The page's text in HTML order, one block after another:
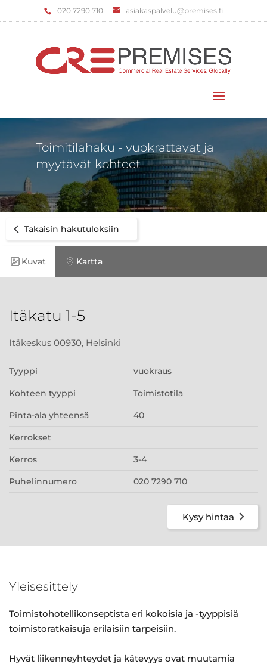
‌020 7290 710 asiakaspalvelu@premises.fi
Toimitilahaku - vuokrattavat ja
myytävät kohteet
Takaisin hakutuloksiin
Kuvat Kartta
Itäkatu 1-5
Itäkeskus 00930, Helsinki
Tyyppi vuokraus
Kohteen tyyppi Toimistotila
Pinta-ala yhteensä 40
Kerrokset
Kerros 3-4
Puhelinnumero 020 7290 710
Kysy hintaa
Yleisesittely
Toimistohotellikonseptista eri kokoisia ja -tyyppisiä
toimistoratkaisuja erilaisiin tarpeisiin.
Hyvät liikenneyhteydet ja kätevyys ovat muutamia